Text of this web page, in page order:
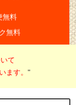
無料
無料
て
ます。"